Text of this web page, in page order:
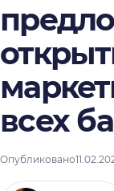
всех
Опубликовано